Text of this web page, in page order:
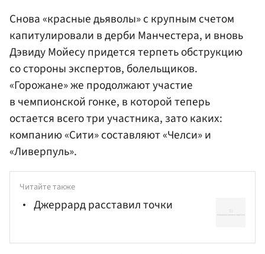
Снова «красные дьяволы» с крупным счетом
капитулировали в дерби Манчестера, и вновь
Дэвиду Мойесу придется терпеть обструкцию
со стороны экспертов, болельщиков.
«Горожане» же продолжают участие
в чемпионской гонке, в которой теперь
остается всего три участника, зато каких:
компанию «Сити» составляют «Челси» и
«Ливерпуль».
Читайте также
Джеррард расставил точки